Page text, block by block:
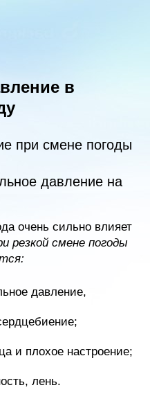
в
при смене погоды
давление на
очень сильно влияет
резкой смене погоды
давление,
и плохое настроение;
лень.